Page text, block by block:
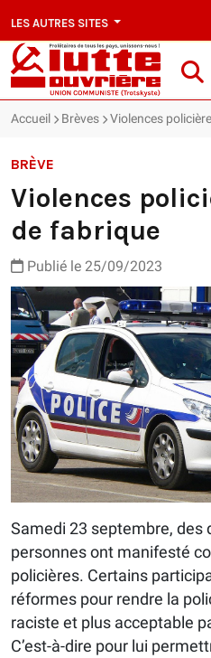
LES AUTRES SITES
Accueil Brèves Violences
BRÈVE
Violences
de fabrique
Publié le 25/09/2023
Samedi 23 septembre, des
personnes ont manifesté
policières. Certains
réformes pour rendre la
raciste et plus acceptable
C’est-à-dire pour lui